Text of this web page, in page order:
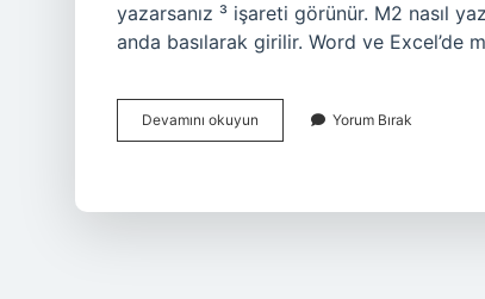
yazarsanız ³ işareti görünür. M2 nasıl
anda basılarak girilir. Word ve Excel’de
Devamını okuyun
Kare
Yorum Bırak